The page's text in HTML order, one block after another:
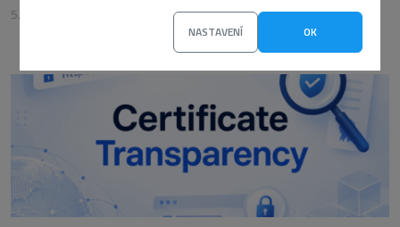
NASTAVENÍ OK
5. srpna 2026 Petra Sasínová